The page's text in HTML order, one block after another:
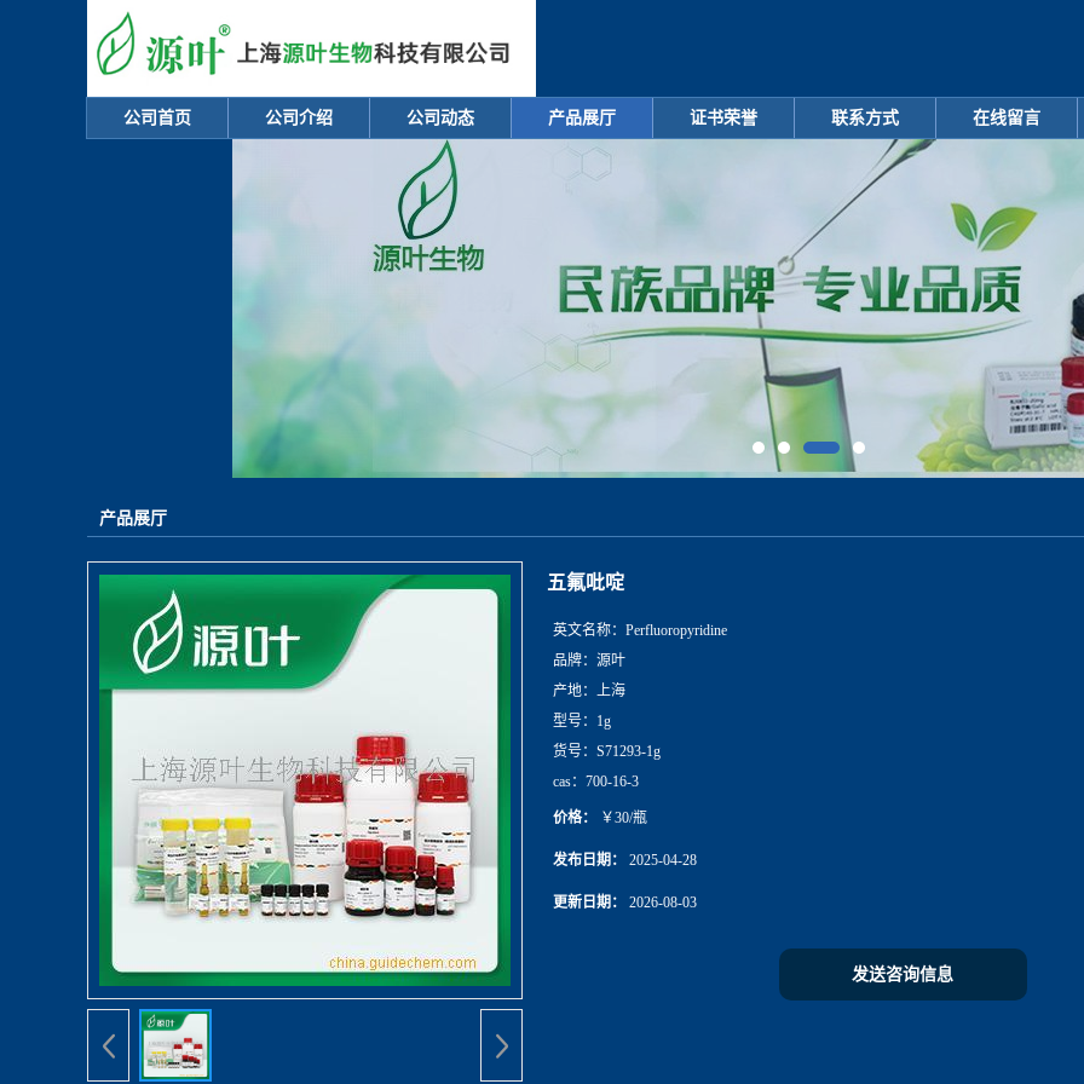
公司首页 公司介绍 公司动态 产品展厅 证书荣誉 联系方式 在线留言
产品展厅
五氟吡啶
英文名称： Perfluoropyridine
品牌： 源叶
产地： 上海
型号： 1g
货号： S71293-1g
cas： 700-16-3
价格： ￥30/瓶
发布日期： 2025-04-28
更新日期： 2026-08-03
发送咨询信息